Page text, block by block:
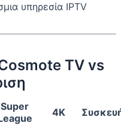
υπηρεσία IPTV
TV vs
Super
4K